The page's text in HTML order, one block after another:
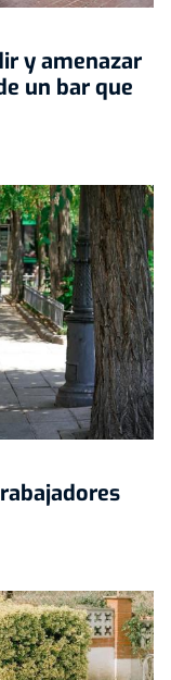
y amenazar
un bar que